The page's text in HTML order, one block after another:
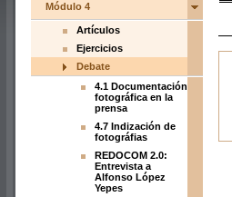
Módulo 4
Artículos
Ejercicios
Debate
4.1 Documentación
fotográfica en la
prensa
4.7 Indización de
fotográfias
REDOCOM 2.0:
Entrevista a
Alfonso López
Yepes